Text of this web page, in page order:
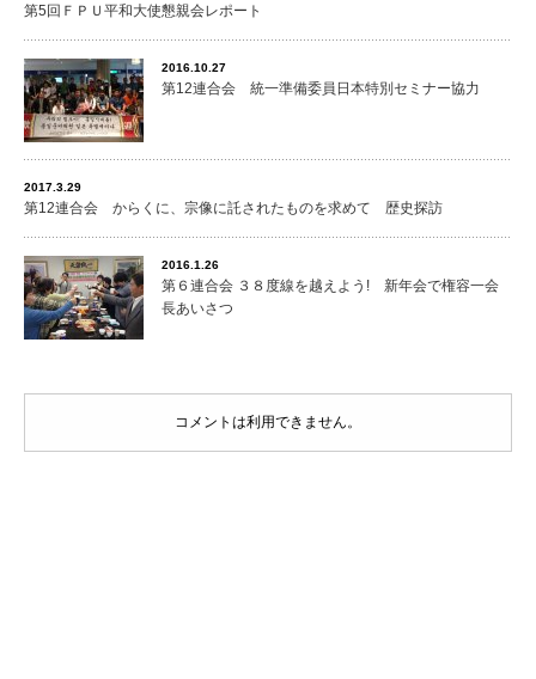
第5回ＦＰＵ平和大使懇親会レポート
2016.10.27
第12連合会 統一準備委員日本特別セミナー協力
2017.3.29
第12連合会 からくに、宗像に託されたものを求めて 歴史探訪
2016.1.26
第６連合会 ３８度線を越えよう! 新年会で権容一会
長あいさつ
コメントは利用できません。